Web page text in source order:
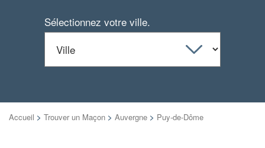
Sélectionnez votre ville.
Accueil > Trouver un Maçon > Auvergne > Puy-de-Dôme